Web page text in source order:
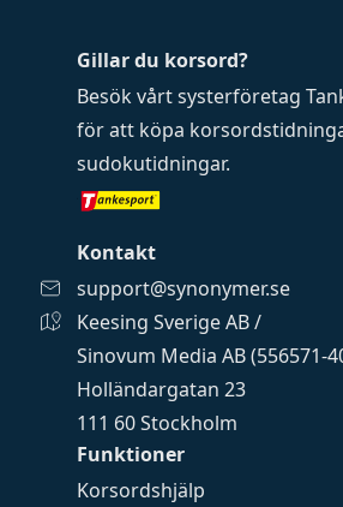
Funktioner
Korsordshjälp
Gillar du korsord?
Besök vårt systerföretag
för att köpa
sudokutidningar.
Kontakt
support@synonymer.se
Keesing Sverige AB /
Sinovum Media AB (556571-
Holländargatan 23
111 60 Stockholm